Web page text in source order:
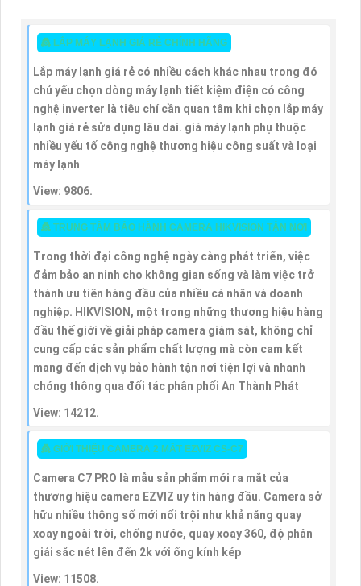
👸 LẮP MÁY LẠNH GIÁ RẺ CHÍNH HÃNG
Lắp máy lạnh giá rẻ có nhiều cách khác nhau trong đó
chủ yếu chọn dòng máy lạnh tiết kiệm điện có công
nghệ inverter là tiêu chí cần quan tâm khi chọn lắp máy
lạnh giá rẻ sửa dụng lâu dai. giá máy lạnh phụ thuộc
nhiều yếu tố công nghệ thương hiệu công suất và loại
máy lạnh
View: 9806.
👸 TRUNG TÂM BẢO HÀNH CAMERA HIKVISION TẬN NƠI
Trong thời đại công nghệ ngày càng phát triển, việc
đảm bảo an ninh cho không gian sống và làm việc trở
thành ưu tiên hàng đầu của nhiều cá nhân và doanh
nghiệp. HIKVISION, một trong những thương hiệu hàng
đầu thế giới về giải pháp camera giám sát, không chỉ
cung cấp các sản phẩm chất lượng mà còn cam kết
mang đến dịch vụ bảo hành tận nơi tiện lợi và nhanh
chóng thông qua đối tác phân phối An Thành Phát
View: 14212.
👸 GIỚI THIỆU CAMERA 2 MẮT EZVIZ CS-C7
Camera C7 PRO là mẫu sản phẩm mới ra mắt của
thương hiệu camera EZVIZ uy tín hàng đầu. Camera sở
hữu nhiều thông số mới nổi trội như khả năng quay
xoay ngoài trời, chống nước, quay xoay 360, độ phân
giải sắc nét lên đến 2k với ống kính kép
View: 11508.